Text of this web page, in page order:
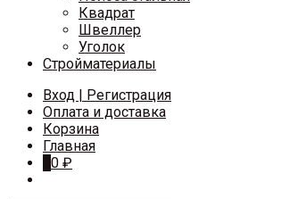
Квадрат
Швеллер
Уголок
Стройматериалы
Вход | Регистрация
Оплата и доставка
Корзина
Главная
0 ₽